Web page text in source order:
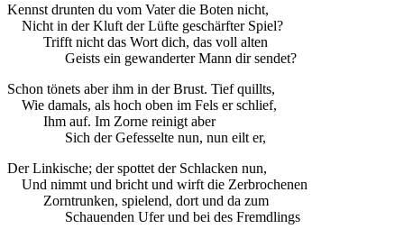
Kennst drunten du vom Vater die Boten nicht,
Nicht in der Kluft der Lüfte geschärfter Spiel?
Trifft nicht das Wort dich, das voll alten
Geists ein gewanderter Mann dir sendet?
Schon tönets aber ihm in der Brust. Tief quillts,
Wie damals, als hoch oben im Fels er schlief,
Ihm auf. Im Zorne reinigt aber
Sich der Gefesselte nun, nun eilt er,
Der Linkische; der spottet der Schlacken nun,
Und nimmt und bricht und wirft die Zerbrochenen
Zorntrunken, spielend, dort und da zum
Schauenden Ufer und bei des Fremdlings